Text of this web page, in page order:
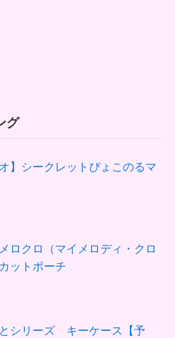
グ
オ】シークレットぴょこのるマ
ロクロ（マイメロディ・クロ
ットポーチ
シリーズ キーケース【予